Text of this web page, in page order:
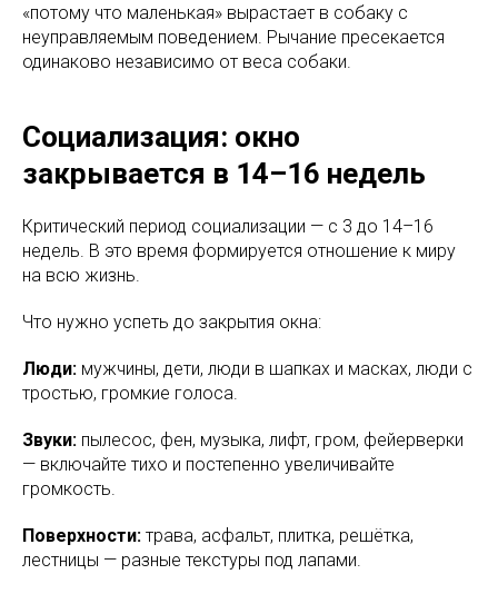
«потому что маленькая» вырастает в собаку с
неуправляемым поведением. Рычание пресекается
одинаково независимо от веса собаки.
Социализация: окно
закрывается в 14–16 недель
Критический период социализации — с 3 до 14–16
недель. В это время формируется отношение к миру
на всю жизнь.
Что нужно успеть до закрытия окна:
Люди: мужчины, дети, люди в шапках и масках, люди с
тростью, громкие голоса.
Звуки: пылесос, фен, музыка, лифт, гром, фейерверки
— включайте тихо и постепенно увеличивайте
громкость.
Поверхности: трава, асфальт, плитка, решётка,
лестницы — разные текстуры под лапами.